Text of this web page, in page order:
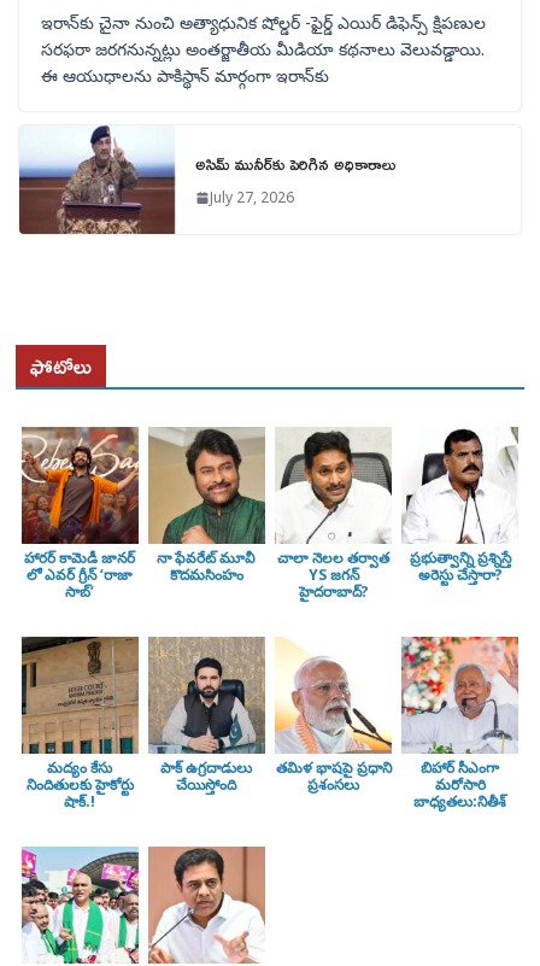
ఇరాన్‌కు చైనా నుంచి అత్యాధునిక షోల్డర్‌ -ఫైర్డ్ ఎయిర్ డిఫెన్స్ క్షిపణుల
సరఫరా జరగనున్నట్లు అంతర్జాతీయ మీడియా కథనాలు వెలువడ్డాయి.
ఈ ఆయుధాలను పాకిస్థాన్‌ మార్గంగా ఇరాన్‌కు
అసిమ్ మునీర్‌కు పెరిగిన అధికారాలు
July 27, 2026
ఫోటోలు
హారర్ కామెడీ జానర్
లో ఎవర్ గ్రీన్ ‘రాజా
సాబ్’
నా ఫేవరేట్ మూవీ
కొదమసింహం
చాలా నెలల తర్వాత
YS జగన్
హైదరాబాద్?
ప్రభుత్వాన్ని ప్రశ్నిస్తే
అరెస్టు చేస్తారా?
మద్యం కేసు
నిందితులకు హైకోర్టు
షాక్.!
పాక్ ఉగ్రదాడులు
చేయిస్తోంది
తమిళ భాషపై ప్రధాని
ప్రశంసలు
బిహార్ సీఎంగా
మరోసారి
బాధ్యతలు:నితీశ్